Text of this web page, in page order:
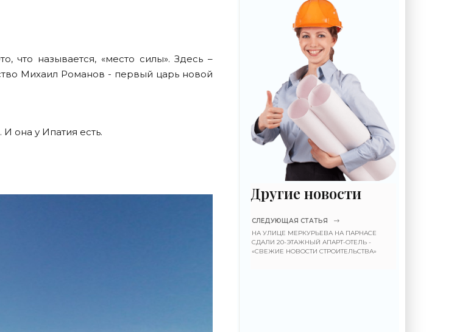
что называется, «место силы». Здесь –
Михаил Романов - первый царь новой
она у Ипатия есть.
Другие новости
СЛЕДУЮЩАЯ СТАТЬЯ
НА УЛИЦЕ МЕРКУРЬЕВА НА ПАРНАСЕ
СДАЛИ 20-ЭТАЖНЫЙ АПАРТ-ОТЕЛЬ -
«СВЕЖИЕ НОВОСТИ СТРОИТЕЛЬСТВА»